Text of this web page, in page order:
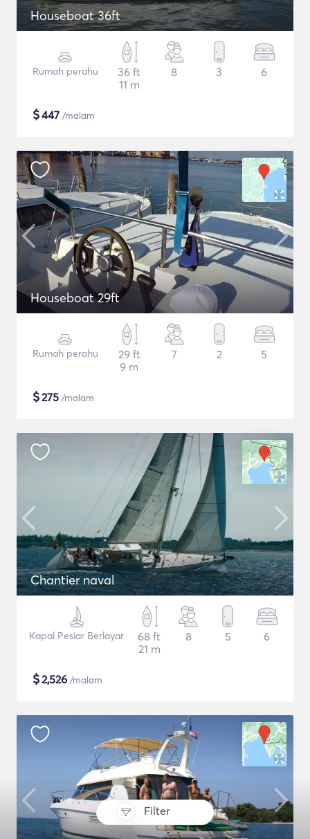
Filter
Houseboat 36ft
Rumah perahu
36 ft
11 m
8 3 6
$447 /malam
Houseboat 29ft
Rumah perahu
29 ft
9 m
7 2 5
$275 /malam
Chantier naval
Kapal Pesiar Berlayar
68 ft
21 m
8 5 6
$2,526 /malam